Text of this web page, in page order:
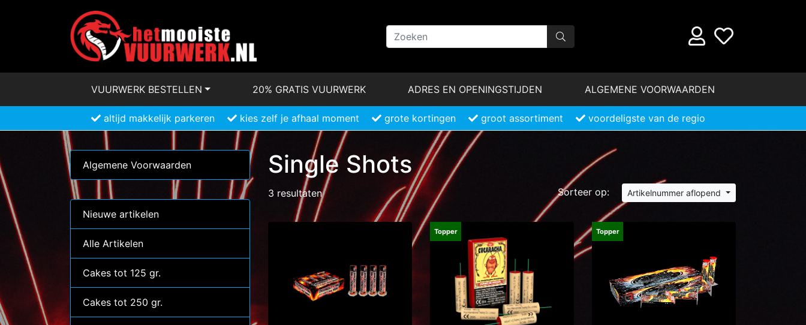
VUURWERK BESTELLEN 20% GRATIS VUURWERK ADRES EN OPENINGSTIJDEN ALGEMENE VOORWAARDEN
altijd makkelijk parkeren kies zelf je afhaal moment grote kortingen groot assortiment voordeligste van de regio
Algemene Voorwaarden
Nieuwe artikelen
Alle Artikelen
Cakes tot 125 gr.
Cakes tot 250 gr.
Single Shots
3 resultaten Sorteer op: Artikelnummer aflopend
Topper Topper